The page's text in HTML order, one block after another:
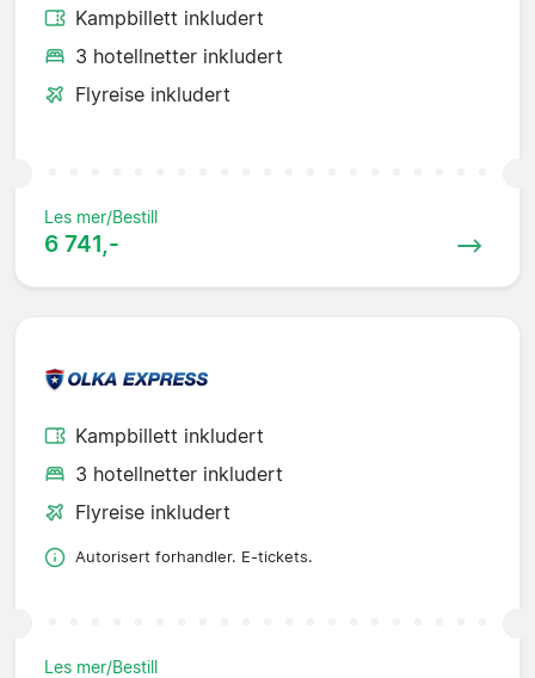
Kampbillett inkludert
3 hotellnetter inkludert
Flyreise inkludert
Les mer/Bestill
6 741,-
Kampbillett inkludert
3 hotellnetter inkludert
Flyreise inkludert
Autorisert forhandler. E-tickets.
Les mer/Bestill